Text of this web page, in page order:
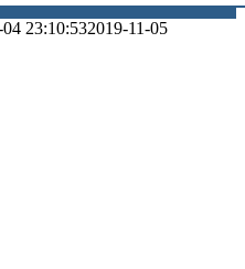
04 23:10:532019-11-05